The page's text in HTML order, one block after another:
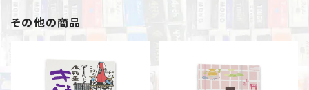
その他の商品